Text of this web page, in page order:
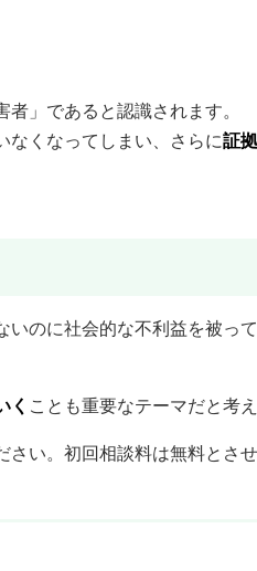
」であると認識されます。
なくなってしまい、さらに証
のに社会的な不利益を被っ
く ことも重要なテーマだと考え
い。初回相談料は無料とさ